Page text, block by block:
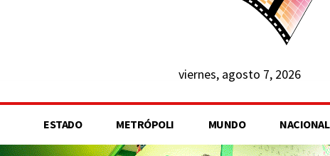
viernes, agosto 7, 2026
ESTADO METRÓPOLI MUNDO NACIONAL